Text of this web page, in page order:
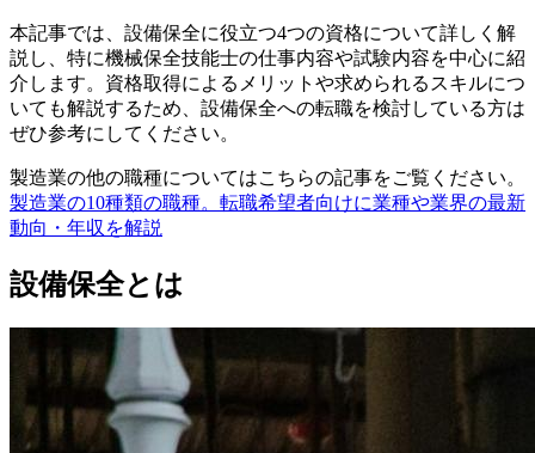
本記事では、設備保全に役立つ4つの資格について詳しく解
説し、特に機械保全技能士の仕事内容や試験内容を中心に紹
介します。資格取得によるメリットや求められるスキルにつ
いても解説するため、設備保全への転職を検討している方は
ぜひ参考にしてください。
製造業の他の職種についてはこちらの記事をご覧ください。
製造業の10種類の職種。転職希望者向けに業種や業界の最新
動向・年収を解説
設備保全とは